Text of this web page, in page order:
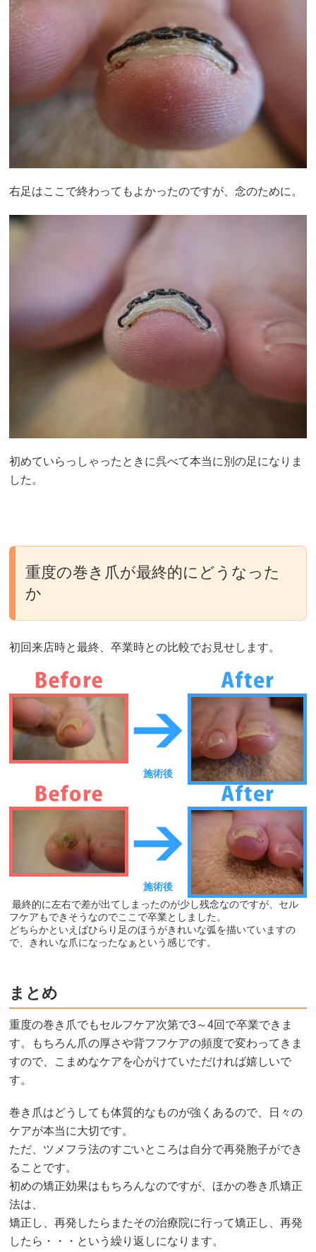
右足はここで終わってもよかったのですが、念のために。
初めていらっしゃったときに呉べて本当に別の足になりま
した。
重度の巻き爪が最終的にどうなった
か
初回来店時と最終、卒業時との比較でお見せします。
施術後
施術後
最終的に左右で差が出てしまったのが少し残念なのですが、セル
フケアもできそうなのでここで卒業としました。
どちらかといえばひらり足のほうがきれいな弧を描いていますの
で、きれいな爪になったなぁという感じです。
まとめ
重度の巻き爪でもセルフケア次第で3～4回で卒業できま
す。もちろん爪の厚さや背フフケアの頻度で変わってきま
すので、こまめなケアを心がけていただければ嬉しいで
す。
巻き爪はどうしても体質的なものが強くあるので、日々の
ケアが本当に大切です。
ただ、ツメフラ法のすごいところは自分で再発胞子ができ
ることです。
初めの矯正効果はもちろんなのですが、ほかの巻き爪矯正
法は、
矯正し、再発したらまたその治療院に行って矯正し、再発
したら・・・という繰り返しになります。